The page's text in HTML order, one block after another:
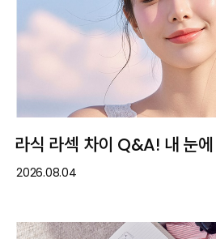
라식 라섹 차이 Q&A! 내 눈
2026.08.04